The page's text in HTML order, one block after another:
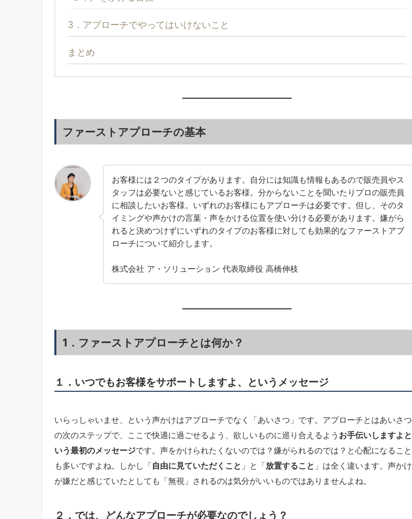
3．アプローチでやってはいけないこと
まとめ
ファーストアプローチの基本
お客様には２つのタイプがあります。自分には知識も情報もあるので販売員やス
タッフは必要ないと感じているお客様。分からないことを聞いたりプロの販売員
に相談したいお客様。いずれのお客様にもアプローチは必要です。但し、そのタ
イミングや声かけの言葉・声をかける位置を使い分ける必要があります。嫌がら
れると決めつけずにいずれのタイプのお客様に対しても効果的なファーストアプ
ローチについて紹介します。
株式会社 ア・ソリューション 代表取締役 高橋伸枝
1．ファーストアプローチとは何か？
１．いつでもお客様をサポートしますよ、というメッセージ
いらっしゃいませ、という声かけはアプローチでなく「あいさつ」です。アプローチとはあいさつ
の次のステップで、ここで快適に過ごせるよう、欲しいものに巡り合えるよう お手伝いしますよと
いう最初のメッセージです。声をかけられたくないのでは？嫌がられるのでは？と心配になること
も多いですよね。しかし「自由に見ていただくこと 」と「放置すること 」は全く違います。声かけ
が嫌だと感じていたとしても「無視」されるのは気分がいいものではありませんよね。
２．では、どんなアプローチが必要なのでしょう？